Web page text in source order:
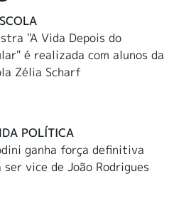
"A Vida Depois do
é realizada com alunos da
Zélia Scharf
POLÍTICA
ganha força definitiva
ser vice de João Rodrigues